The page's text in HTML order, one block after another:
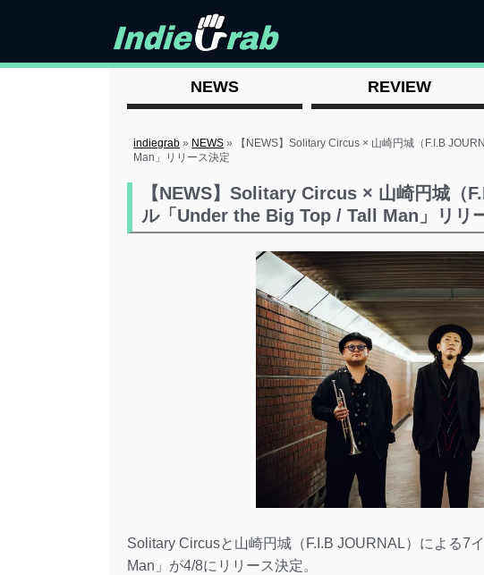
NEWS REVIEW
indiegrab » NEWS »
【NEWS】Solitary Circus × 山崎円城（F.I.B
Man」リリース決定
【NEWS】Solitary Circus × 山崎円城
ル「Under the Big Top / Tall Man」リリ
Solitary Circusと山崎円城（F.I.B JOURNAL）による7
Man」が4/8にリリース決定。